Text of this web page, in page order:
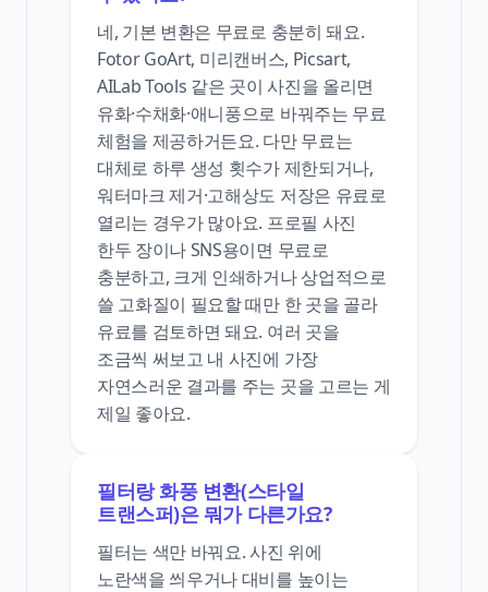
네, 기본 변환은 무료로 충분히 돼요.
Fotor GoArt, 미리캔버스, Picsart,
AILab Tools 같은 곳이 사진을 올리면
유화·수채화·애니풍으로 바꿔주는 무료
체험을 제공하거든요. 다만 무료는
대체로 하루 생성 횟수가 제한되거나,
워터마크 제거·고해상도 저장은 유료로
열리는 경우가 많아요. 프로필 사진
한두 장이나 SNS용이면 무료로
충분하고, 크게 인쇄하거나 상업적으로
쓸 고화질이 필요할 때만 한 곳을 골라
유료를 검토하면 돼요. 여러 곳을
조금씩 써보고 내 사진에 가장
자연스러운 결과를 주는 곳을 고르는 게
제일 좋아요.
필터랑 화풍 변환(스타일
트랜스퍼)은 뭐가 다른가요?
필터는 색만 바꿔요. 사진 위에
노란색을 씌우거나 대비를 높이는